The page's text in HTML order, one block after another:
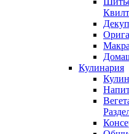
Кулинария